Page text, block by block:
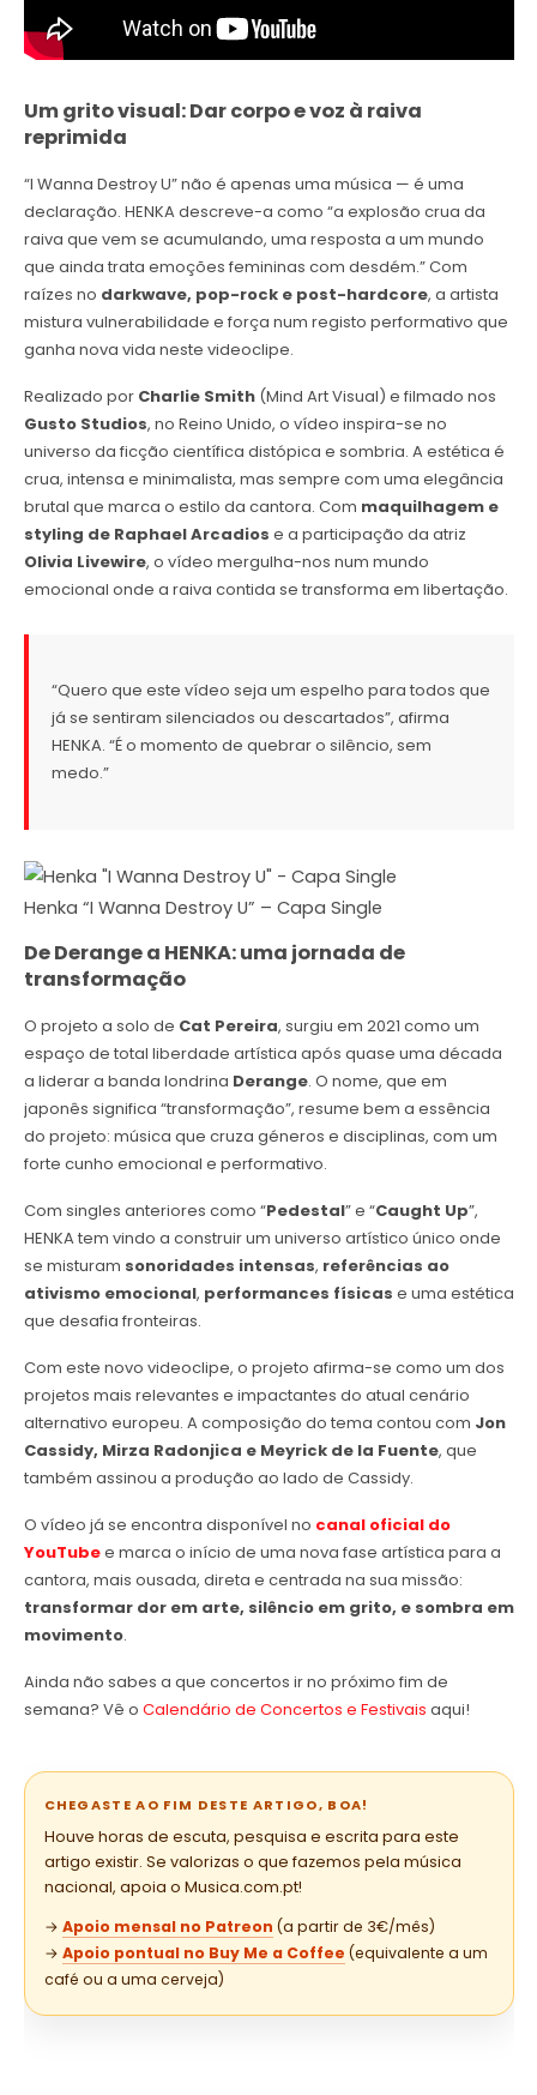
Um grito visual: Dar corpo e voz à raiva
reprimida
“I Wanna Destroy U” não é apenas uma música — é uma
declaração. HENKA descreve-a como “a explosão crua da
raiva que vem se acumulando, uma resposta a um mundo
que ainda trata emoções femininas com desdém.” Com
raízes no darkwave, pop-rock e post-hardcore, a artista
mistura vulnerabilidade e força num registo performativo que
ganha nova vida neste videoclipe.
Realizado por Charlie Smith(Mind Art Visual) e filmado nos
Gusto Studios, no Reino Unido, o vídeo inspira-se no
universo da ficção científica distópica e sombria. A estética é
crua, intensa e minimalista, mas sempre com uma elegância
brutal que marca o estilo da cantora. Com maquilhagem e
styling de Raphael Arcadios e a participação da atriz
Olivia Livewire, o vídeo mergulha-nos num mundo
emocional onde a raiva contida se transforma em libertação.
“Quero que este vídeo seja um espelho para todos que
já se sentiram silenciados ou descartados”, afirma
HENKA. “É o momento de quebrar o silêncio, sem
medo.”
Henka “I Wanna Destroy U” – Capa Single
De Derange a HENKA: uma jornada de
transformação
O projeto a solo de Cat Pereira, surgiu em 2021 como um
espaço de total liberdade artística após quase uma década
a liderar a banda londrina Derange. O nome, que em
japonês significa “transformação”, resume bem a essência
do projeto: música que cruza géneros e disciplinas, com um
forte cunho emocional e performativo.
Com singles anteriores como “Pedestal” e “Caught Up”,
HENKA tem vindo a construir um universo artístico único onde
se misturam sonoridades intensas, referências ao
ativismo emocional, performances físicas e uma estética
que desafia fronteiras.
Com este novo videoclipe, o projeto afirma-se como um dos
projetos mais relevantes e impactantes do atual cenário
alternativo europeu. A composição do tema contou com Jon
Cassidy, Mirza Radonjica e Meyrick de la Fuente, que
também assinou a produção ao lado de Cassidy.
O vídeo já se encontra disponível no canal oficial do
YouTubee marca o início de uma nova fase artística para a
cantora, mais ousada, direta e centrada na sua missão:
transformar dor em arte, silêncio em grito, e sombra em
movimento.
Ainda não sabes a que concertos ir no próximo fim de
semana? Vê o Calendário de Concertos e Festivais aqui!
CHEGASTE AO FIM DESTE ARTIGO, BOA!
Houve horas de escuta, pesquisa e escrita para este
artigo existir. Se valorizas o que fazemos pela música
nacional, apoia o Musica.com.pt!
→ Apoio mensal no Patreon (a partir de 3€/mês)
→ Apoio pontual no Buy Me a Coffee (equivalente a um
café ou a uma cerveja)